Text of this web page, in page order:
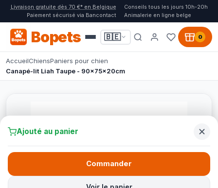
Livraison gratuite dès 70 €* en Belgique
Conseils tous les jours 10h-20h
Paiement sécurisé via Bancontact
Animalerie en ligne belge
Bopets 🇧🇪 0
AccueilChiensPaniers pour chien
Canapé-lit Liah Taupe - 90x75x20cm
Ajouté au panier
Commander